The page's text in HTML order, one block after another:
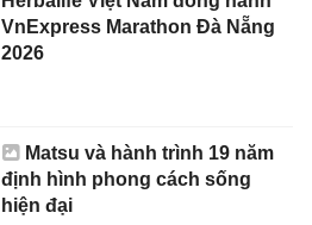
VnExpress Marathon Đà Nẵng
2026
Matsu và hành trình 19 năm
định hình phong cách sống
hiện đại